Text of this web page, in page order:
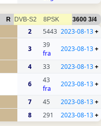
R DVB-S2 8PSK 3600 3/4
2 5443 2023-08-13+
3
39
fra
2023-08-13+
4 33 2023-08-13+
6
43
fra
2023-08-13+
7 45 2023-08-13+
8 291 2023-08-13+